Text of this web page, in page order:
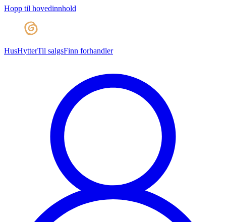
Hopp til hovedinnhold
HusHytterTil salgsFinn forhandler